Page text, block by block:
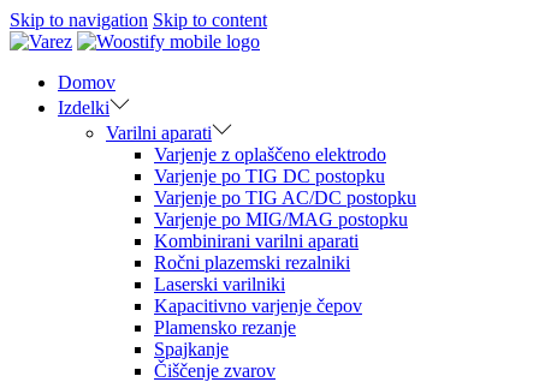
Skip to navigation Skip to content
Domov
Izdelki
Varilni aparati
Varjenje z oplaščeno elektrodo
Varjenje po TIG DC postopku
Varjenje po TIG AC/DC postopku
Varjenje po MIG/MAG postopku
Kombinirani varilni aparati
Ročni plazemski rezalniki
Laserski varilniki
Kapacitivno varjenje čepov
Plamensko rezanje
Spajkanje
Čiščenje zvarov